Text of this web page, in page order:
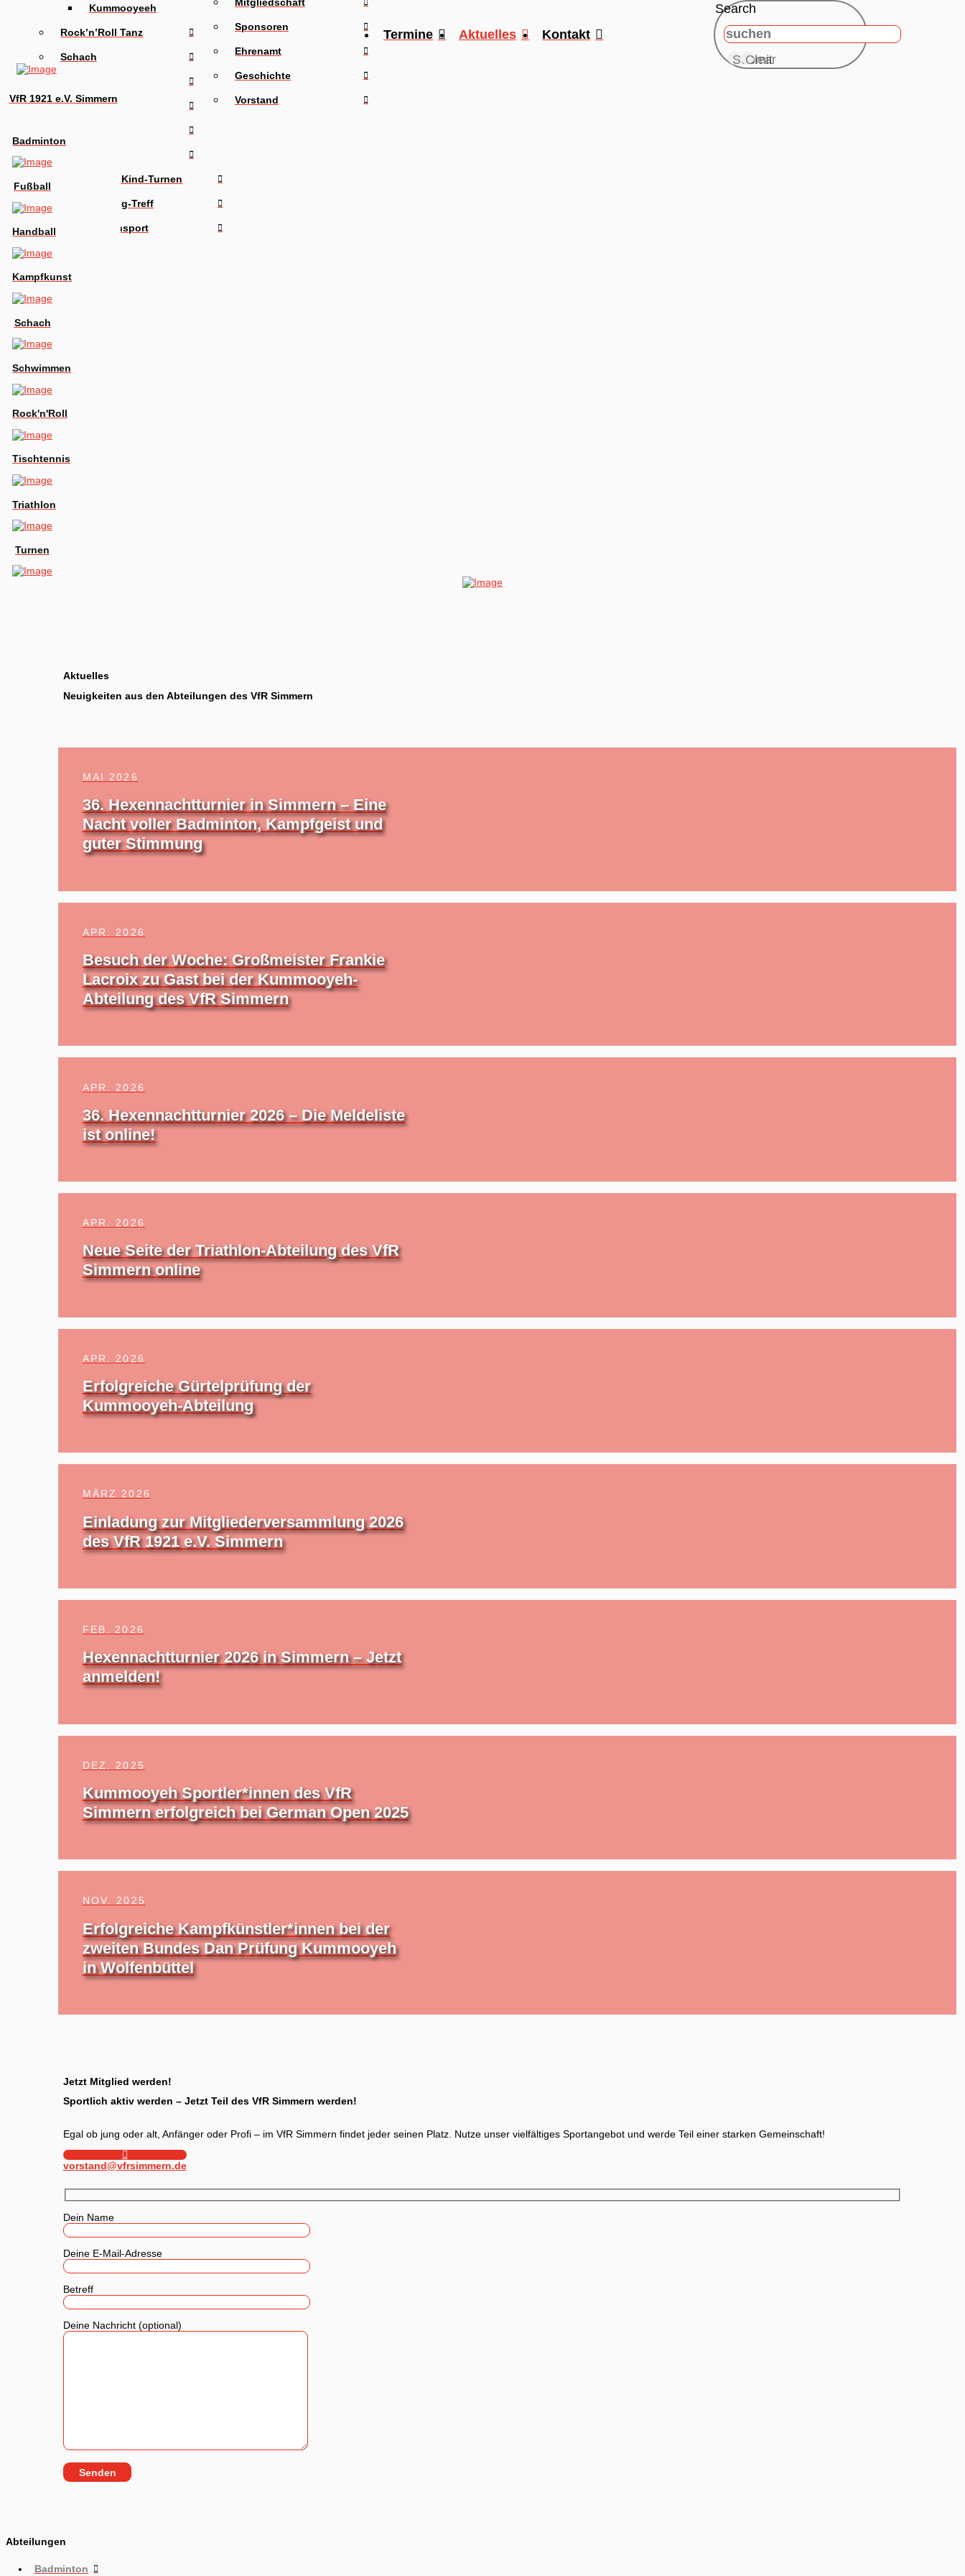
Kummooyeeh
Rock’n’Roll Tanz
Schach
Tischtennis
Eltern-Kind-Turnen
Walking-Treff
Damensport
Sponsoren
Ehrenamt
Geschichte
Vorstand
Termine Aktuelles Kontakt
Search
Submit
Clear
VfR 1921 e.V. Simmern
Badminton
Fußball
Handball
Kampfkunst
Schach
Schwimmen
Rock'n'Roll
Tischtennis
Triathlon
Turnen
Aktuelles
Neuigkeiten aus den Abteilungen des VfR Simmern
MAI 2026
36. Hexennachtturnier in Simmern – Eine
Nacht voller Badminton, Kampfgeist und
guter Stimmung
APR. 2026
Besuch der Woche: Großmeister Frankie
Lacroix zu Gast bei der Kummooyeh-
Abteilung des VfR Simmern
APR. 2026
36. Hexennachtturnier 2026 – Die Meldeliste
ist online!
APR. 2026
Neue Seite der Triathlon-Abteilung des VfR
Simmern online
APR. 2026
Erfolgreiche Gürtelprüfung der
Kummooyeh-Abteilung
MÄRZ 2026
Einladung zur Mitgliederversammlung 2026
des VfR 1921 e.V. Simmern
FEB. 2026
Hexennachtturnier 2026 in Simmern – Jetzt
anmelden!
DEZ. 2025
Kummooyeh Sportler*innen des VfR
Simmern erfolgreich bei German Open 2025
NOV. 2025
Erfolgreiche Kampfkünstler*innen bei der
zweiten Bundes Dan Prüfung Kummooyeh
in Wolfenbüttel
Jetzt Mitglied werden!
Sportlich aktiv werden – Jetzt Teil des VfR Simmern werden!
Egal ob jung oder alt, Anfänger oder Profi – im VfR Simmern findet jeder seinen Platz. Nutze unser vielfältiges Sportangebot und werde Teil einer starken Gemeinschaft!
vorstand@vfrsimmern.de
Dein Name
Deine E-Mail-Adresse
Betreff
Deine Nachricht (optional)
Abteilungen
Badminton